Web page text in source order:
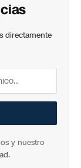
directamente
y nuestro
.